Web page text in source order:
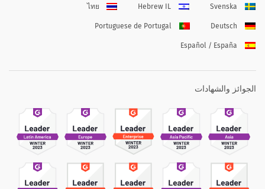
Svenska
Hebrew IL
ไทย
Deutsch
Portuguese de Portugal
Español / España
الجوائز والشهادات